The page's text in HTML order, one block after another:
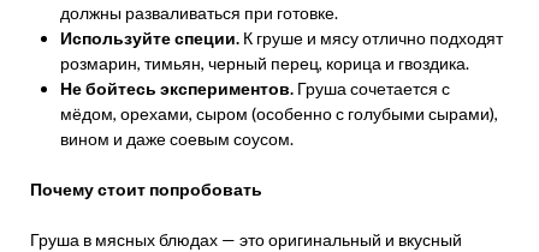
должны разваливаться при готовке.
Используйте специи. К груше и мясу отлично подходят
розмарин, тимьян, черный перец, корица и гвоздика.
Не бойтесь экспериментов. Груша сочетается с
мёдом, орехами, сыром (особенно с голубыми сырами),
вином и даже соевым соусом.
Почему стоит попробовать
Груша в мясных блюдах — это оригинальный и вкусный